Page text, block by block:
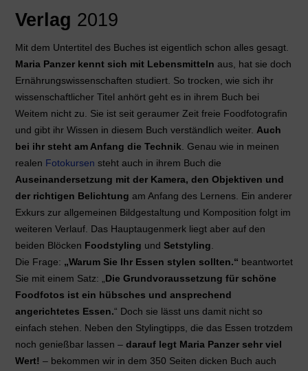
Verlag 2019
Mit dem Untertitel des Buches ist eigentlich schon alles gesagt.
Maria Panzer kennt sich mit Lebensmitteln aus, hat sie doch
Ernährungswissenschaften studiert. So trocken, wie sich ihr
wissenschaftlicher Titel anhört geht es in ihrem Buch bei
Weitem nicht zu. Sie ist seit geraumer Zeit freie Foodfotografin
und gibt ihr Wissen in diesem Buch verständlich weiter. Auch
bei ihr steht am Anfang die Technik . Genau wie in meinen
realen Fotokursen steht auch in ihrem Buch die
Auseinandersetzung mit der Kamera, den Objektiven und
der richtigen Belichtung am Anfang des Lernens. Ein anderer
Exkurs zur allgemeinen Bildgestaltung und Komposition folgt im
weiteren Verlauf. Das Hauptaugenmerk liegt aber auf den
beiden Blöcken Foodstyling und Setstyling
Die Frage: „Warum Sie Ihr Essen stylen sollten.“ beantwortet
Sie mit einem Satz: „ Die Grundvoraussetzung für schöne
Foodfotos ist ein hübsches und ansprechend
angerichtetes Essen.“ Doch sie lässt uns damit nicht so
einfach stehen. Neben den Stylingtipps, die das Essen trotzdem
noch genießbar lassen – darauf legt Maria Panzer sehr viel
Wert! – bekommen wir in dem 350 Seiten dicken Buch auch